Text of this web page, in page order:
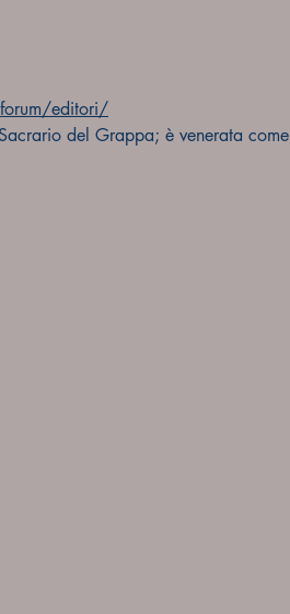
editori/
del Grappa; è venerata come